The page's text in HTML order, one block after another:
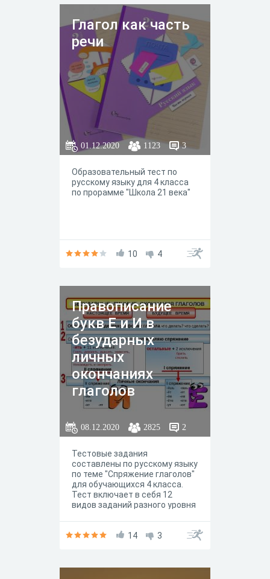
Глагол как часть
речи
01.12.2020 1123 3
Образовательный тест по
русскому языку для 4 класса
по прорамме "Школа 21 века"
10 4
Правописание
букв Е и И в
безударных
личных
окончаниях
глаголов
08.12.2020 2825 2
Тестовые задания
составлены по русскому языку
по теме "Спряжение глаголов"
для обучающихся 4 класса.
Тест включает в себя 12
видов заданий разного уровня
неопределенной формы;
"е" и "и" в безударных личных
14 3